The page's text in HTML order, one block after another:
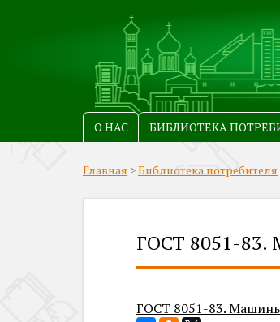
О НАС БИБЛИОТЕКА
Главная >Библиотека потребителя
ГОСТ 8051-
ГОСТ 8051-83.